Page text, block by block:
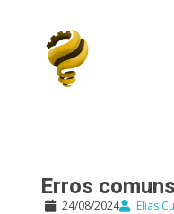
Erros comuns
24/08/2024 Elias